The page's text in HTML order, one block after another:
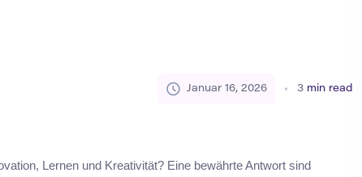
Januar 16, 2026 3 min read
Lernen und Kreativität? Eine bewährte Antwort sind